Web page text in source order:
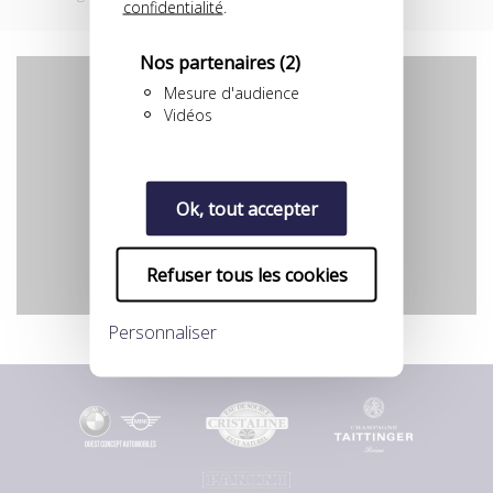
confidentialité
Nos partenaires(2)
Mesure d'audience
Vidéos
Ok, tout accepter
Refuser tous les cookies
Personnaliser
YouTube est désactivé. Autoriser